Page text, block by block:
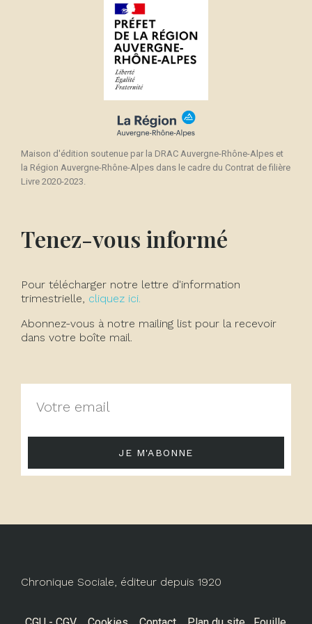
Maison d'édition soutenue par la DRAC Auvergne-Rhône-Alpes et
la Région Auvergne-Rhône-Alpes dans le cadre du Contrat de filière
Livre 2020-2023.
Tenez-vous informé
Pour télécharger notre lettre d'information
trimestrielle, cliquez ici.
Abonnez-vous à notre mailing list pour la recevoir
dans votre boîte mail.
JE M'ABONNE
Chronique Sociale, éditeur depuis 1920